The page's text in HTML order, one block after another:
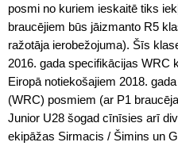
posmi no kuriem ieskaitē tiks
braucējiem būs jāizmanto R5
ražotāja ierobežojuma). Šīs
2016. gada specifikācijas WRC
Eiropā notiekošajiem 2018.
(WRC) posmiem (ar P1
Junior U28 šogad cīnīsies arī
ekipāžas Sirmacis / Šimins un